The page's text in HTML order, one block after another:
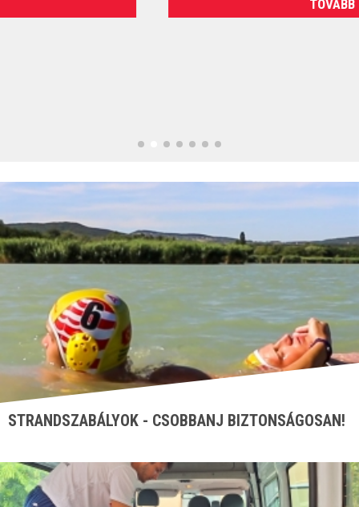
STRANDSZABÁLYOK - CSOBBANJ BIZTONSÁGOSAN!